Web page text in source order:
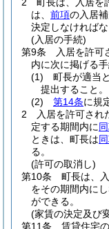
は、 前項の入居
決定しなければな
(入居の手続)
第9条
入居を許可
内に次に掲げる
(1)
町長が適当
提出すること。
(2)
第14条に規
2
入居を許可され
定する期間内に
ときは、町長は
る。
(許可の取消し)
第10条
町長は、
をその期間内に
ができる。
(家賃の決定及び
第11条
賃貸住宅